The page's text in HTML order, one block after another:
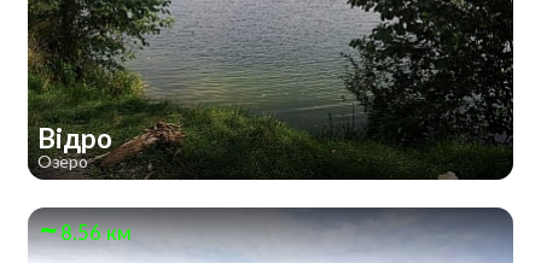
Відро
Озеро
8.56 км